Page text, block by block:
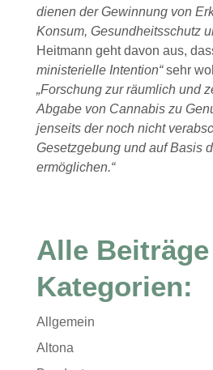
dienen der Gewinnung von
Konsum, Gesundheitsschutz
Heitmann geht davon aus,
ministerielle Intention“sehr
„Forschung zur räumlich und
Abgabe von Cannabis zu
jenseits der noch nicht
Gesetzgebung und auf Basis
ermöglichen.“
Alle
Kategorien:
Allgemein
Altona